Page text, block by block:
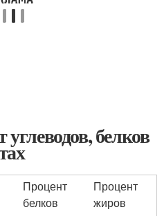
белков
Процент
белков
Процент
жиров